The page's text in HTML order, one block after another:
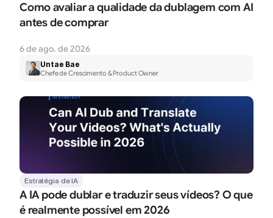
Como avaliar a qualidade da dublagem com AI
antes de comprar
6 de ago. de 2026
Untae Bae
Chefe de Crescimento & Product Owner
Estratégia de IA
A IA pode dublar e traduzir seus vídeos? O que
é realmente possível em 2026